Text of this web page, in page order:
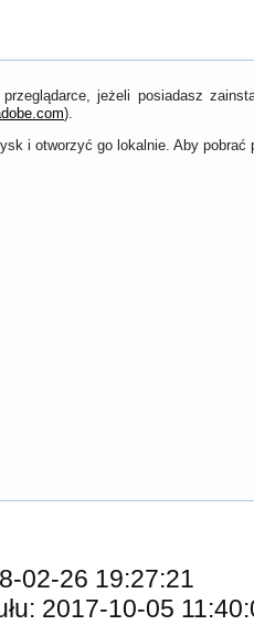
jeżeli posiadasz
).
i otworzyć go lokalnie. Aby
02-26 19:27:21
2017-10-05